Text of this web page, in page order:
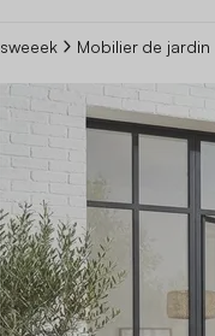
sweeek Mobilier de jardin